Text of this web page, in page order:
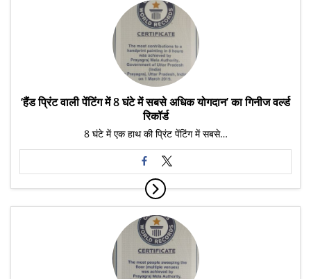
‘हैंड प्रिंट वाली पेंटिंग में 8 घंटे में सबसे अधिक योगदान’ का गिनीज वर्ल्ड
रिकॉर्ड
8 घंटे में एक हाथ की प्रिंट पेंटिंग में सबसे…